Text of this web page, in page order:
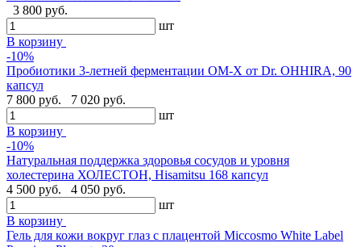
3 800 руб.
шт
В корзину
-10%
Пробиотики 3-летней ферментации OM-X от Dr. OHHIRA, 90
капсул
7 800 руб.
7 020 руб.
шт
В корзину
-10%
Натуральная поддержка здоровья сосудов и уровня
холестерина ХОЛЕСТОН, Hisamitsu 168 капсул
4 500 руб.
4 050 руб.
шт
В корзину
Гель для кожи вокруг глаз с плацентой Miccosmo White Label